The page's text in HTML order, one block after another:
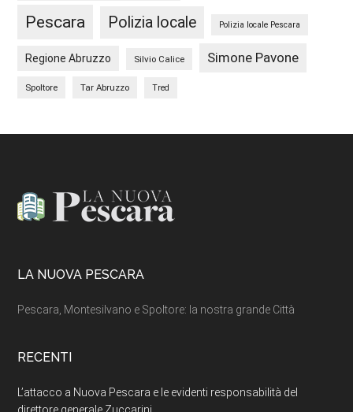
Pescara Polizia locale Polizia locale Pescara
Regione Abruzzo Silvio Calice Simone Pavone
Spoltore Tar Abruzzo Tred
Footer
LA NUOVA PESCARA
Pescara, Montesilvano e Spoltore: la nostra grande Città
RECENTI
L’attacco a Nuova Pescara e le evidenti responsabilità del
direttore generale Zuccarini